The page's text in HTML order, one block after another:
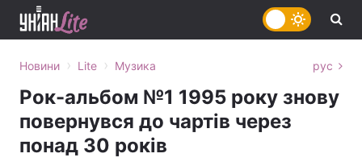
Новини › Lite › Музика рус
Рок-альбом №1 1995 року знову
повернувся до чартів через
понад 30 років